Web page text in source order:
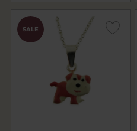
SALE